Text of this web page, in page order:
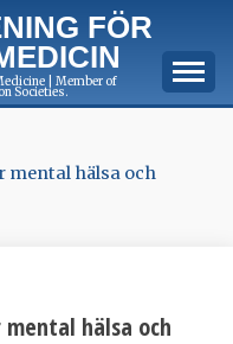
FÖR
| Member of
Societies.
hälsa och
hälsa och